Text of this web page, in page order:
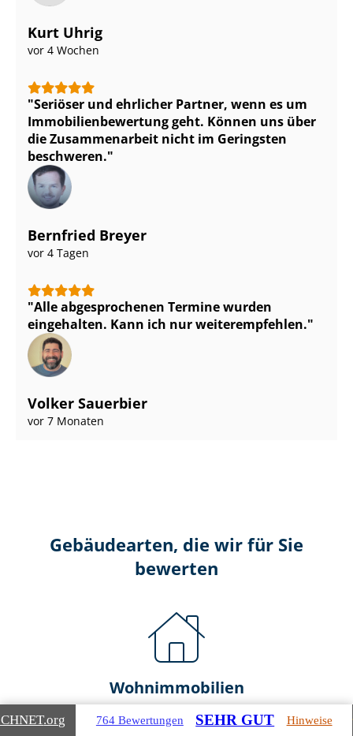
Kurt Uhrig
vor 4 Wochen
Seriöser und ehrlicher Partner, wenn es um
Im­mo­bi­li­en­be­wer­tung geht. Können uns über
die Zusammenarbeit nicht im Geringsten
beschweren.
Bernfried Breyer
vor 4 Tagen
Alle abgesprochenen Termine wurden
eingehalten. Kann ich nur weiterempfehlen.
Volker Sauerbier
vor 7 Monaten
Gebäudearten, die wir für Sie
bewerten
Wohnimmobilien
Ein- und Zwei­fa­mi­li­en­häu­ser
.org 764 Bewertungen SEHR GUT Hinweise